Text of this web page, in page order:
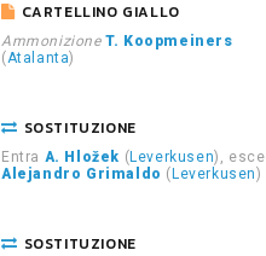
CARTELLINO GIALLO
Ammonizione T. Koopmeiners
(Atalanta)
SOSTITUZIONE
Entra A. Hložek ( Leverkusen), esce
Alejandro Grimaldo ( Leverkusen)
SOSTITUZIONE